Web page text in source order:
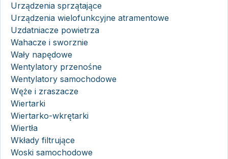
Urządzenia sprzątające
Urządzenia wielofunkcyjne atramentowe
Uzdatniacze powietrza
Wahacze i sworznie
Wały napędowe
Wentylatory przenośne
Wentylatory samochodowe
Węże i zraszacze
Wiertarki
Wiertarko-wkrętarki
Wiertła
Wkłady filtrujące
Woski samochodowe